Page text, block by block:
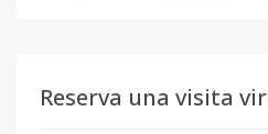
Reserva una visita